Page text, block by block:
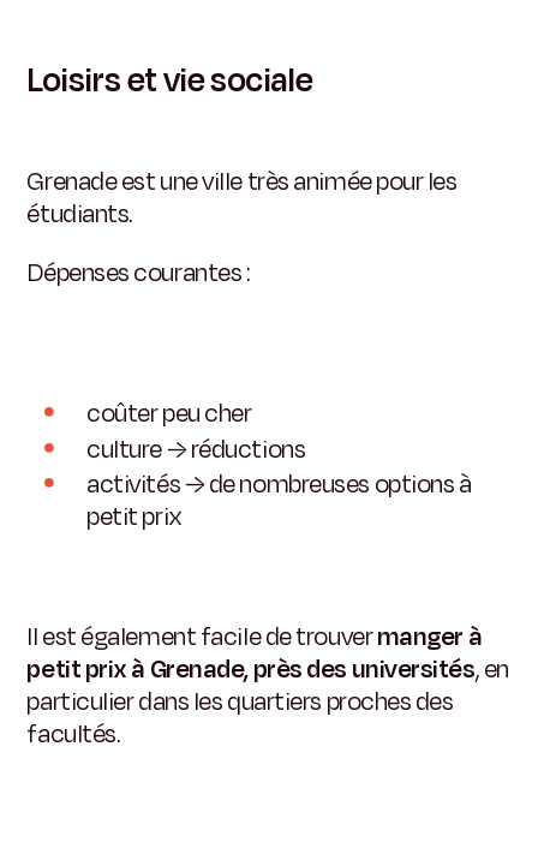
Loisirs et vie sociale
Grenade est une ville très animée pour les
étudiants.
Dépenses courantes :
coûter peu cher
culture → réductions
activités → de nombreuses options à
petit prix
Il est également facile de trouvermanger à
petit prix à Grenade, près des universités, en
particulier dans les quartiers proches des
facultés.